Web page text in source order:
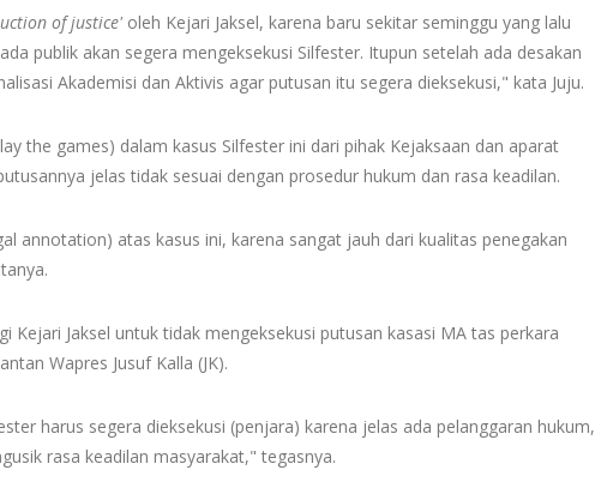
of justice' oleh Kejari Jaksel, karena baru sekitar seminggu yang lalu
publik akan segera mengeksekusi Silfester. Itupun setelah ada desakan
Akademisi dan Aktivis agar putusan itu segera dieksekusi," kata Juju.
the games) dalam kasus Silfester ini dari pihak Kejaksaan dan aparat
jelas tidak sesuai dengan prosedur hukum dan rasa keadilan.
annotation) atas kasus ini, karena sangat jauh dari kualitas penegakan
Kejari Jaksel untuk tidak mengeksekusi putusan kasasi MA tas perkara
Wapres Jusuf Kalla (JK).
harus segera dieksekusi (penjara) karena jelas ada pelanggaran hukum,
rasa keadilan masyarakat," tegasnya.